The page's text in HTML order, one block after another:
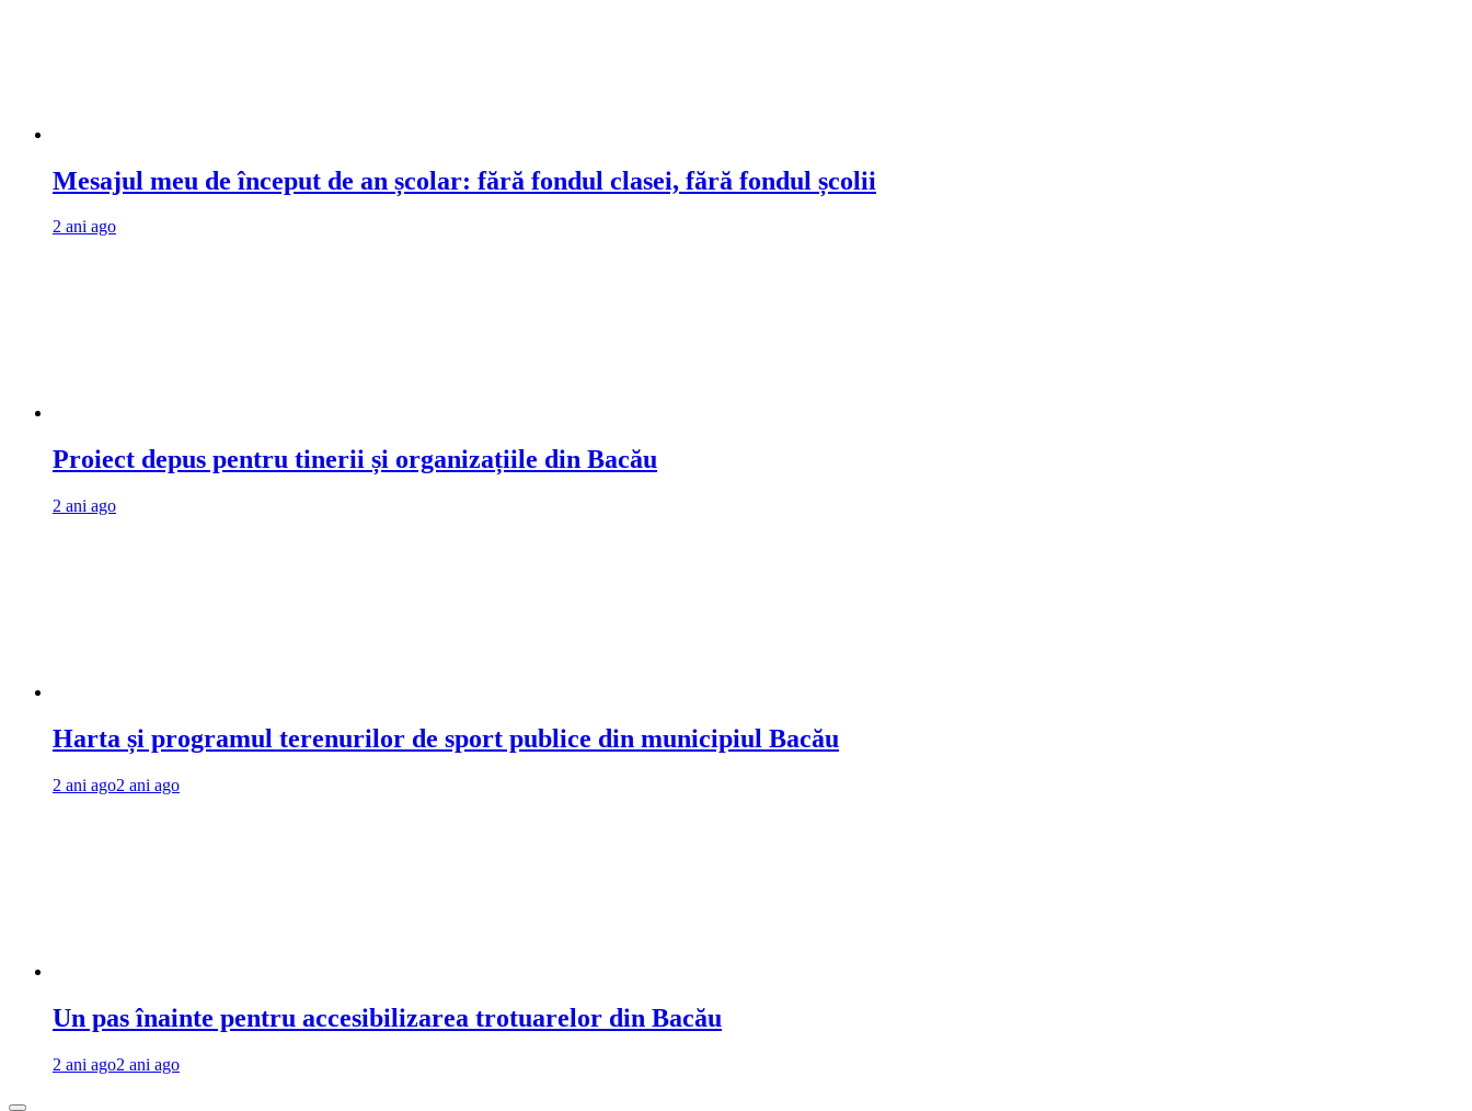
Mesajul meu de început de an școlar: fără fondul clasei, fără fondul școlii
2 ani ago
Proiect depus pentru tinerii și organizațiile din Bacău
2 ani ago
Harta și programul terenurilor de sport publice din municipiul Bacău
2 ani ago2 ani ago
Un pas înainte pentru accesibilizarea trotuarelor din Bacău
2 ani ago2 ani ago